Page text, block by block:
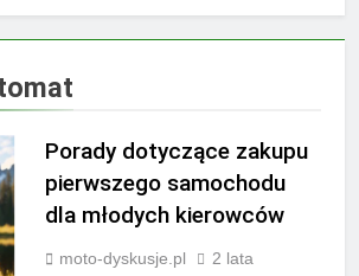
Porady dotyczące zakupu
pierwszego samochodu
dla młodych kierowców
moto-dyskusje.pl
2 lata